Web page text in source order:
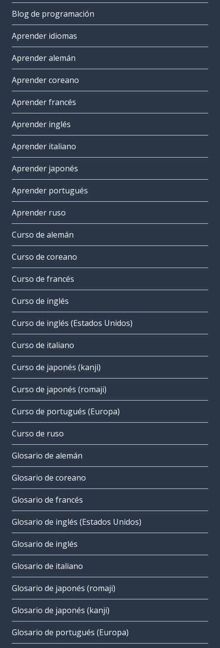
Blog de programación
Aprender idiomas
Aprender alemán
Aprender coreano
Aprender francés
Aprender inglés
Aprender italiano
Aprender japonés
Aprender portugués
Aprender ruso
Curso de alemán
Curso de coreano
Curso de francés
Curso de inglés
Curso de inglés (Estados Unidos)
Curso de italiano
Curso de japonés (kanji)
Curso de japonés (romaji)
Curso de portugués (Europa)
Curso de ruso
Glosario de alemán
Glosario de coreano
Glosario de francés
Glosario de inglés (Estados Unidos)
Glosario de inglés
Glosario de italiano
Glosario de japonés (romaji)
Glosario de japonés (kanji)
Glosario de portugués (Europa)